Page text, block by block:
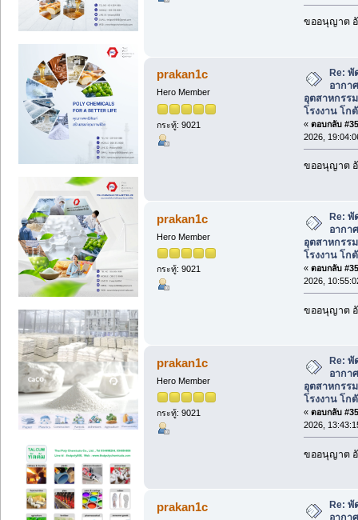
ขออนุญาต
prakan1c
Hero Member
กระทู้: 9021
Re: พั
อากา
อุตสาหกรร
โรงงาน โก
« ตอบกลับ
2026,
ขออนุญาต
prakan1c
Hero Member
กระทู้: 9021
Re: พั
อากา
อุตสาหกรร
โรงงาน โก
« ตอบกลับ
2026,
ขออนุญาต
prakan1c
Hero Member
กระทู้: 9021
Re: พั
อากา
อุตสาหกรร
โรงงาน โก
« ตอบกลับ
2026,
ขออนุญาต
prakan1c
Re:
อากา